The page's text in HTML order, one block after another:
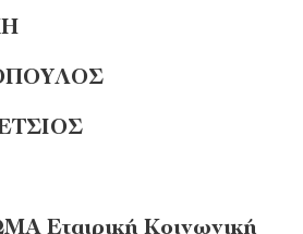
Εταιρική Κοινωνική